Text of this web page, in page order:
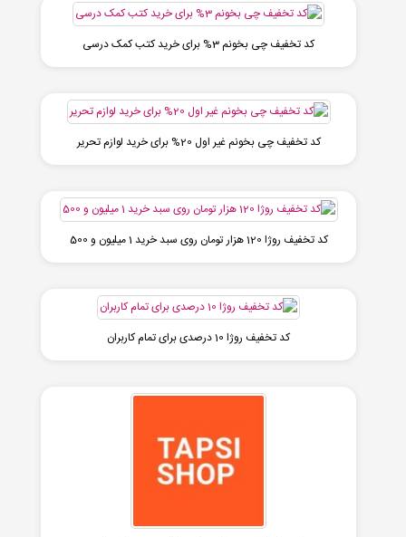
کد تخفیف چی بخونم 3% برای خرید کتب کمک درسی
کد تخفیف چی بخونم غیر اول 20% برای خرید لوازم تحریر
کد تخفیف روژا 120 هزار تومان روی سبد خرید 1 میلیون و 500
کد تخفیف روژا 10 درصدی برای تمام کاربران